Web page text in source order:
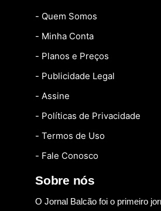
- Quem Somos
- Minha Conta
- Planos e Preços
- Publicidade Legal
- Assine
- Políticas de Privacidade
- Termos de Uso
- Fale Conosco
Sobre nós
O Jornal Balcão foi o primeiro